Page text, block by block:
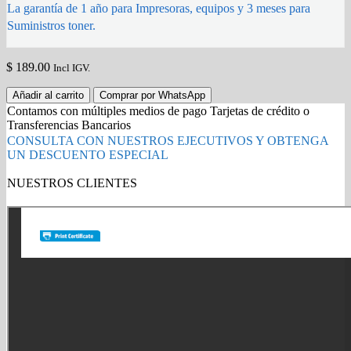
La garantía de 1 año para Impresoras, equipos y 3 meses para
Suministros toner.
$ 189.00 Incl IGV.
DRUM
DK1150/
302RV93010/302RV93140
ECOSYS
M2635/M2640/M2735
ORIGINAL
quantity
Añadir al carrito Comprar por WhatsApp
Contamos con múltiples medios de pago Tarjetas de crédito o
Transferencias Bancarios
CONSULTA CON NUESTROS EJECUTIVOS Y OBTENGA
UN DESCUENTO ESPECIAL
NUESTROS CLIENTES